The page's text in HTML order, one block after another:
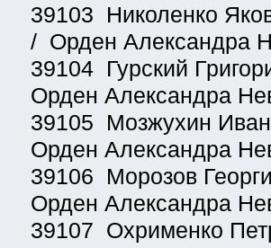
39103 Николенко
/ Орден Александра
39104 Гурский
Орден Александра
39105 Мозжухин
Орден Александра
39106 Морозов
Орден Александра
39107 Охрименко